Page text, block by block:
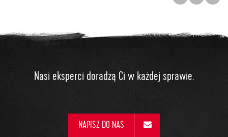
Nasi eksperci doradzą Ci w każdej sprawie.
NAPISZ DO NAS